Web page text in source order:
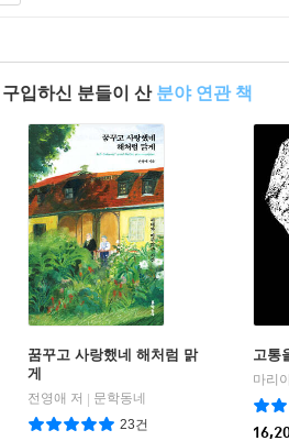
입하신 분들이 산 분야 연관 책
꿈꾸고 사랑했네 해처럼 맑
게
전영애 저
문학동네
23건
고통
마리